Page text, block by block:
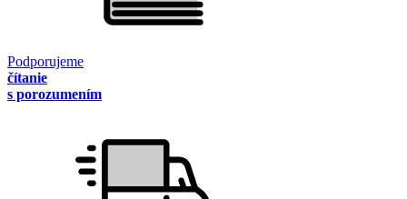
Podporujeme
čítanie
s porozumením